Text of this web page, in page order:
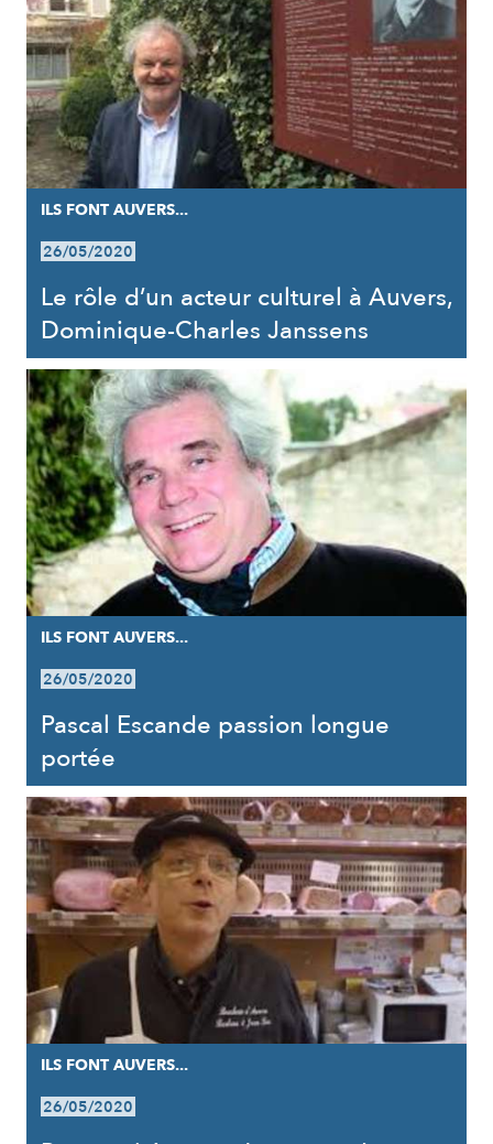
ILS FONT AUVERS...
26/05/2020
Le rôle d’un acteur culturel à Auvers,
Dominique-Charles Janssens
ILS FONT AUVERS...
26/05/2020
Pascal Escande passion longue
portée
ILS FONT AUVERS...
26/05/2020